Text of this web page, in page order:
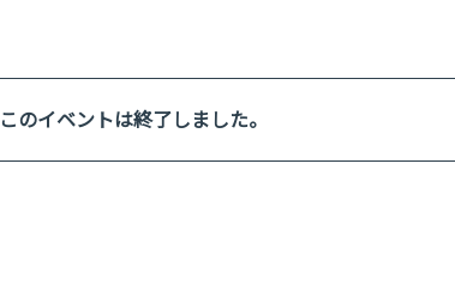
このイベントは終了しました。